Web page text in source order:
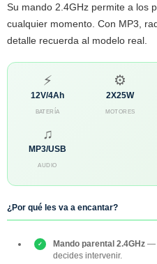
Su mando 2.4GHz permite a los
cualquier momento. Con MP3,
detalle recuerda al modelo real.
⚡
12V/4Ah
BATERÍA
⚙
2X25W
MOTORES
♫
MP3/USB
AUDIO
¿Por qué les va a encantar?
Mando parental 2.4GHz —
decides intervenir.